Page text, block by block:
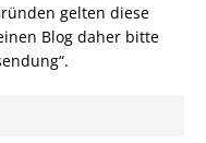
gelten diese
Blog daher bitte